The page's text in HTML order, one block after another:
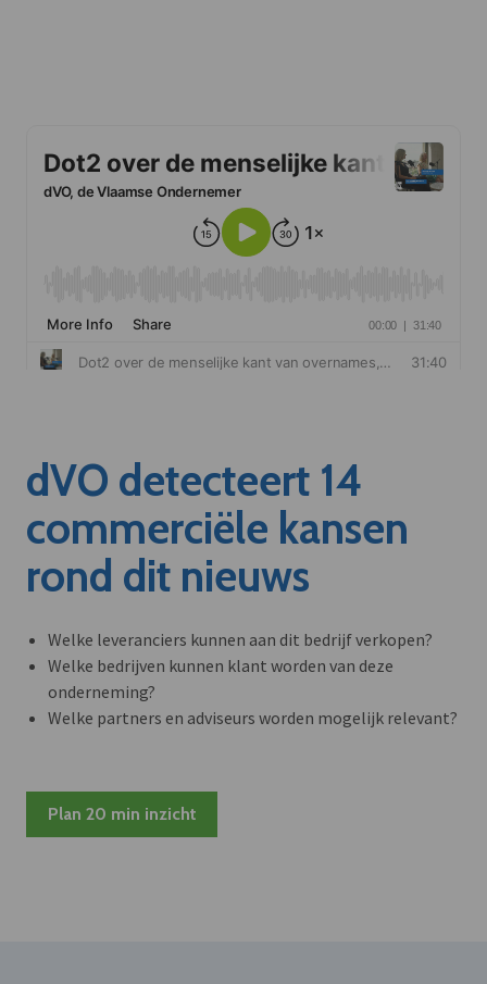
dVO detecteert 14
commerciële kansen
rond dit nieuws
Welke leveranciers kunnen aan dit bedrijf verkopen?
Welke bedrijven kunnen klant worden van deze
onderneming?
Welke partners en adviseurs worden mogelijk relevant?
Plan 20 min inzicht